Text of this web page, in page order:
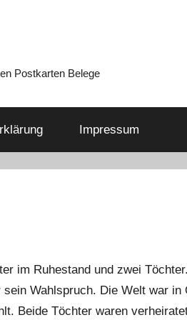
Postkarten Belege
Impressum
im Ruhestand und zwei
Wahlspruch. Die Welt war in
Beide Töchter waren